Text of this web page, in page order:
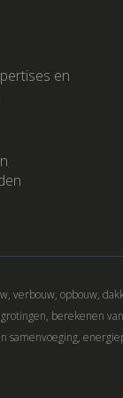
en
verbouw, opbouw,
berekenen
samenvoeging,